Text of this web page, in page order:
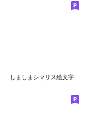
しましまシマリス絵文字